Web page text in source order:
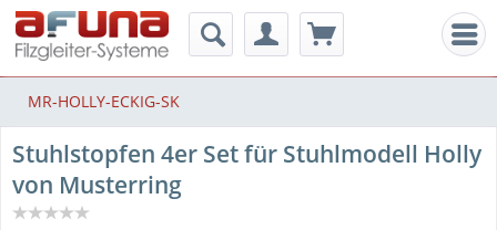
MR-HOLLY-ECKIG-SK
Stuhlstopfen 4er Set für Stuhlmodell Holly
von Musterring